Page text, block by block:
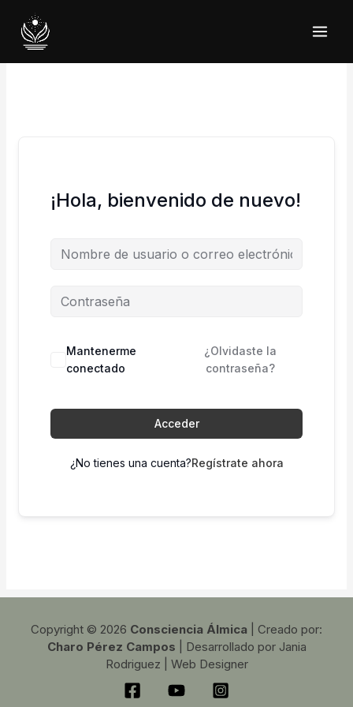
contenido
¡Hola, bienvenido de nuevo!
Mantenerme
conectado
¿Olvidaste la
contraseña?
Acceder
¿No tienes una cuenta?Regístrate ahora
Copyright © 2026 Consciencia Álmica | Creado por:
Charo Pérez Campos | Desarrollado por Jania
Rodriguez | Web Designer